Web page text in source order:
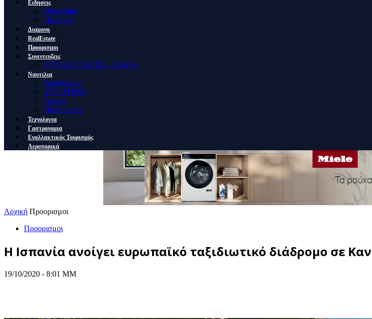
Ειδησεις
Οικονομια
Πολιτικη
Διαμονη
RealEstate
Προορισμοι
Συνεντευξεις
ΣΥΝΕΝΤΕΥΞΕΙΣ – ΑΡΘΡΑ
Ναυτιλια
Κρουαζιερα
YACHTING
Λιμανι
Ποντοπορος
Τεχνολογια
Γαστρονομια
Εναλλακτικός Τουρισμός
Αεροπορικά
Αρχική Προορισμοι
Προορισμοι
Η Ισπανία ανοίγει ευρωπαϊκό ταξιδιωτικό διάδρομο σε
19/10/2020 - 8:01 ΜΜ